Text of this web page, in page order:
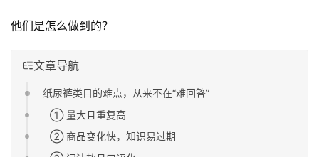
他们是怎么做到的？
文章导航
纸尿裤类目的难点，从来不在“难回答”
① 量大且重复高
② 商品变化快，知识易过期